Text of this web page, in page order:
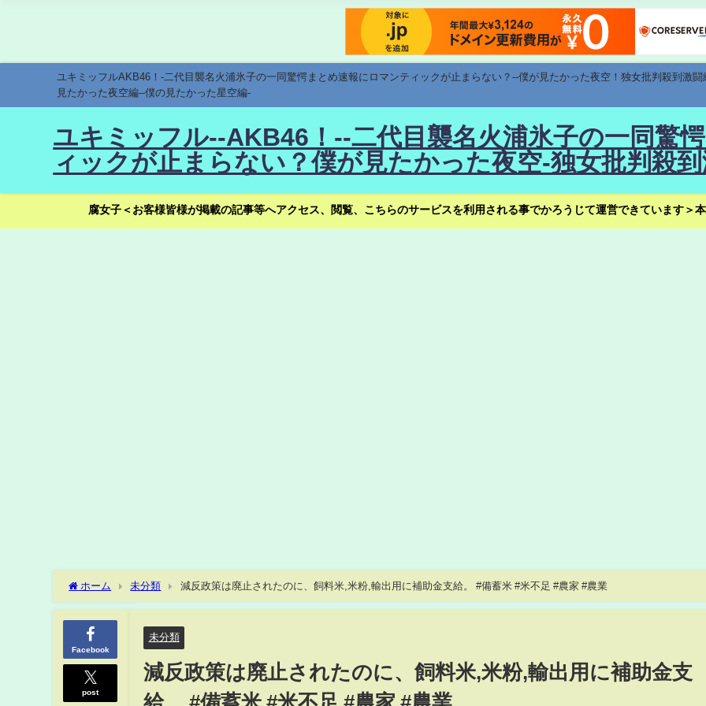
ユキミッフルAKB46！-二代目襲名火浦氷子の一同驚愕まとめ速報にロマンティックが止まらない？--僕が見たかった夜空！独女批判殺到激
見たかった夜空編--僕の見たかった星空編-
ユキミッフル--AKB46！--二代目襲名火浦氷子の一同驚
ィックが止まらない？僕が見たかった夜空-独女批判殺
腐女子＜お客様皆様が掲載の記事等へアクセス、閲覧、こちらのサービスを利用される事でかろうじて運営できています＞
ホーム 未分類 減反政策は廃止されたのに、飼料米,米粉,輸出用に補助金支給。 #備蓄米 #米不足 #農家 #農業
Facebook
post
未分類
減反政策は廃止されたのに、飼料米,米粉,輸出用に補助金支